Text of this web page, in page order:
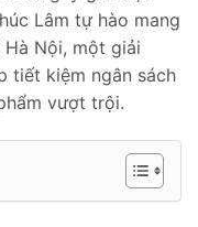
Lâm tự hào mang
Nội, một giải
tiết kiệm ngân sách
vượt trội.